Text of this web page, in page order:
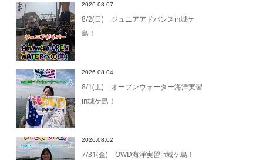
2026.08.07
8/2(日) ジュニアアドバンスin城ケ
島！
2026.08.04
8/1(土) オープンウォーター海洋実習
in城ケ島！
2026.08.02
7/31(金) OWD海洋実習in城ケ島！